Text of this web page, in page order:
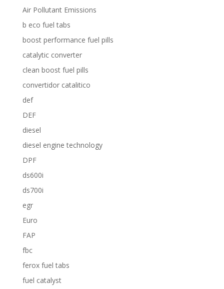
Air Pollutant Emissions
b eco fuel tabs
boost performance fuel pills
catalytic converter
clean boost fuel pills
convertidor catalitico
def
DEF
diesel
diesel engine technology
DPF
ds600i
ds700i
egr
Euro
FAP
fbc
ferox fuel tabs
fuel catalyst